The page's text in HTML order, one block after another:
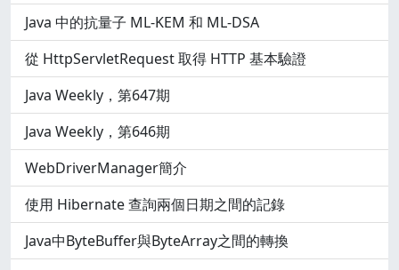
Java 中的抗量子 ML-KEM 和 ML-DSA
從 HttpServletRequest 取得 HTTP 基本驗證
Java Weekly，第647期
Java Weekly，第646期
WebDriverManager簡介
使用 Hibernate 查詢兩個日期之間的記錄
Java中ByteBuffer與ByteArray之間的轉換